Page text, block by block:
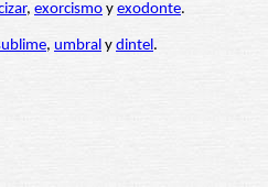
, exorcismo y exodonte.
, umbral y dintel.